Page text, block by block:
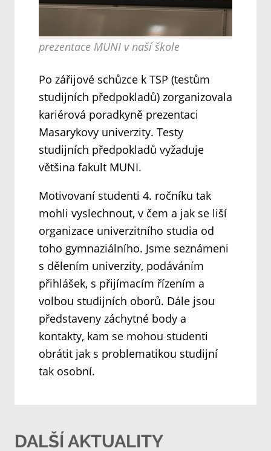
prezentace MUNI v naší škole
Po zářijové schůzce k TSP (testům
studijních předpokladů) zorganizovala
kariérová poradkyně prezentaci
Masarykovy univerzity. Testy
studijních předpokladů vyžaduje
většina fakult MUNI.
Motivovaní studenti 4. ročníku tak
mohli vyslechnout, v čem a jak se liší
organizace univerzitního studia od
toho gymnaziálního. Jsme seznámeni
s dělením univerzity, podáváním
přihlášek, s přijímacím řízením a
volbou studijních oborů. Dále jsou
představeny záchytné body a
kontakty, kam se mohou studenti
obrátit jak s problematikou studijní
tak osobní.
DALŠÍ AKTUALITY